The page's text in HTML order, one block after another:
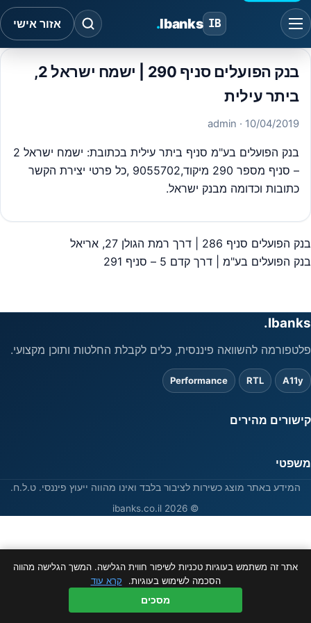
IB
Ibanks
. אזור אישי
בנק הפועלים סניף 290 | ישמח ישראל 2,
ביתר עילית
10/04/2019
· admin
בנק הפועלים בע"מ סניף ביתר עילית בכתובת: ישמח ישראל 2
– סניף מספר 290 מיקוד,9055702 ,כל פרטי יצירת הקשר
כתובות וכדומה מבנק ישראל.
ניווט
בנק הפועלים סניף 286 | דרך רמת הגולן 27, אריאל
בנק הפועלים בע"מ | דרך קדם 5 – סניף 291
Ibanks.
פלטפורמה להשוואה פיננסית, כלים לקבלת החלטות ותוכן מקצועי.
A11y
RTL
Performance
קישורים מהירים
משפטי
המידע באתר מוצג כשירות לציבור בלבד ואינו מהווה ייעוץ פיננסי. ט.ל.ח.
© 2026 ibanks.co.il
אתר זה משתמש בעוגיות טכניות לשיפור חווית הגלישה. המשך הגלישה מהווה
הסכמה לשימוש בעוגיות.
קרא עוד
מסכים